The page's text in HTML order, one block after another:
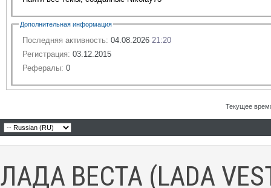
Дополнительная информация
Последняя активность: 04.08.2026 21:20
Регистрация: 03.12.2015
Рефералы: 0
Текущее
ЛАДА ВЕСТА (LADA